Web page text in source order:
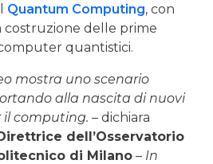
Quantum Computing, con
costruzione delle prime
quantistici.
mostra uno scenario
alla nascita di nuovi
il computing. – dichiara
dell’Osservatorio
di Milano – In